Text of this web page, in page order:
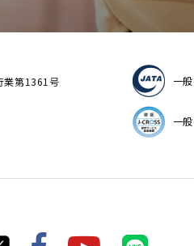
業第1361号 一
一